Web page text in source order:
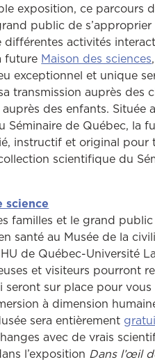
exposition, ce parcours
public de
différentes activités
future Maison des sciences
exceptionnel et unique
transmission auprès des
des enfants.
Séminaire de Québec, la
instructif et original pour
scientifique du
science
familles et le grand
santé au Musée de la
de Québec-Université
et visiteurs pourront
seront sur place pour
à dimension
sera entièrement
avec de vrais
l’exposition Dans l’œil